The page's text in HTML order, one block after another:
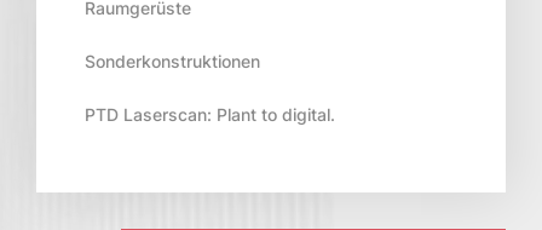
Raumgerüste
Sonderkonstruktionen
PTD Laserscan: Plant to digital.